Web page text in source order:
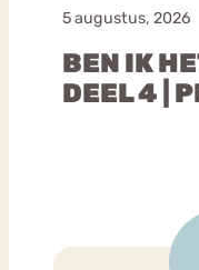
5 augustus, 2026
BEN IK
DEEL 4 |